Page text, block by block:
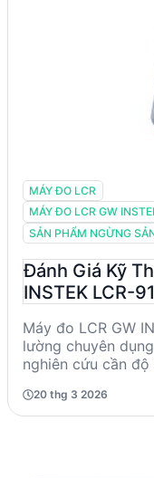
MÁY ĐO LCR
MÁY ĐO LCR GW
SẢN PHẨM NGỪNG
Đánh Giá Kỹ
INSTEK LCR-
Máy đo LCR GW
lường chuyên
nghiên cứu cần
dung và điện trở.
năng tự động
20 thg 3 2026